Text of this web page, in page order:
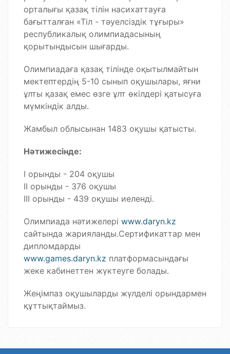
орталығы қазақ тілін насихаттауға
бағытталған «Тіл - тәуелсіздік тұғыры»
республикалық олимпиадасының
қорытындысын шығарды.
Олимпиадаға қазақ тілінде оқытылмайтын
мектептердің 5-10 сынып оқушылары, яғни
ұлты қазақ емес өзге ұлт өкілдері қатысуға
мүмкіндік алды.
Жамбыл облысынан 1483 оқушы қатысты.
Нәтижесінде:
І орынды - 204 оқушы
ІІ орынды - 376 оқушы
ІІІ орынды - 439 оқушы иеленді.
Олимпиада нәтижелері www.daryn.kz
сайтында жарияланды.Сертификаттар мен
дипломдарды
www.games.daryn.kz платформасындағы
жеке кабинеттен жүктеуге болады.
Жеңімпаз оқушыларды жүлделі орындармен
құттықтаймыз.